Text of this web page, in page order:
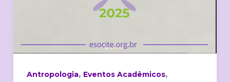
Antropologia, Eventos Acadêmicos,
Estudos